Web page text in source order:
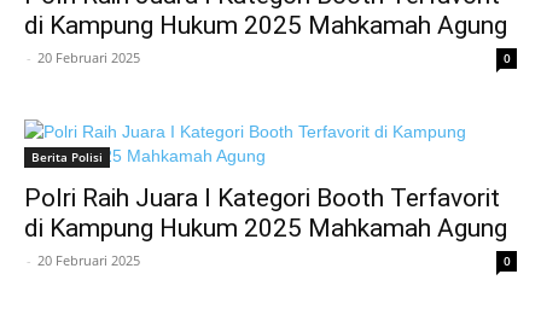
di Kampung Hukum 2025 Mahkamah Agung
- 20 Februari 2025 0
Berita Polisi
Polri Raih Juara I Kategori Booth Terfavorit
di Kampung Hukum 2025 Mahkamah Agung
- 20 Februari 2025 0